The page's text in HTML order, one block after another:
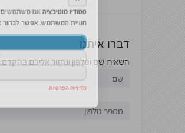
דברו איתנו
השאירו שם וטלפון ונחזור אליכם בהקדם:
קבל הכל
הסר לא הכרחיות
העדפות